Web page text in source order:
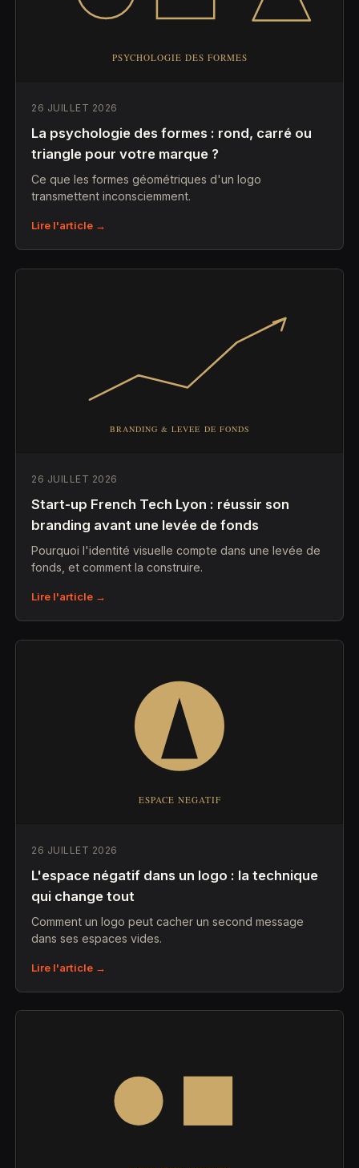
26 JUILLET 2026
La psychologie des formes : rond, carré ou
triangle pour votre marque ?
Ce que les formes géométriques d'un logo
transmettent inconsciemment.
Lire l'article →
26 JUILLET 2026
Start-up French Tech Lyon : réussir son
branding avant une levée de fonds
Pourquoi l'identité visuelle compte dans une levée de
fonds, et comment la construire.
Lire l'article →
26 JUILLET 2026
L'espace négatif dans un logo : la technique
qui change tout
Comment un logo peut cacher un second message
dans ses espaces vides.
Lire l'article →